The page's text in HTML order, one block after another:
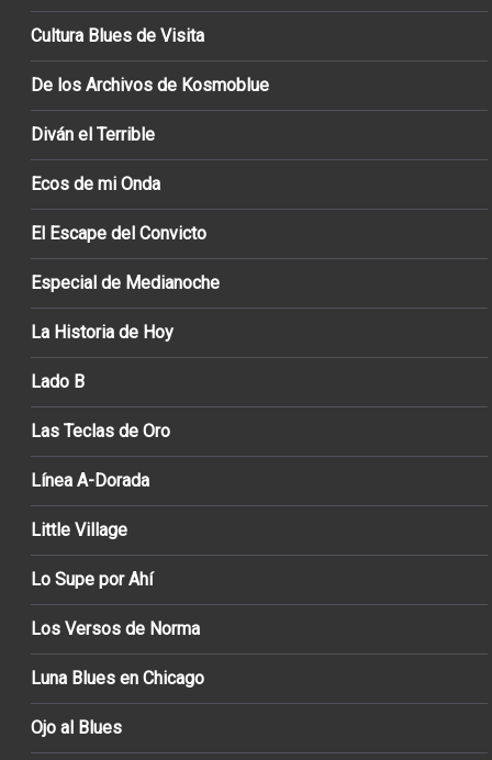
Cultura Blues de Visita
De los Archivos de Kosmoblue
Diván el Terrible
Ecos de mi Onda
El Escape del Convicto
Especial de Medianoche
La Historia de Hoy
Lado B
Las Teclas de Oro
Línea A-Dorada
Little Village
Lo Supe por Ahí
Los Versos de Norma
Luna Blues en Chicago
Ojo al Blues